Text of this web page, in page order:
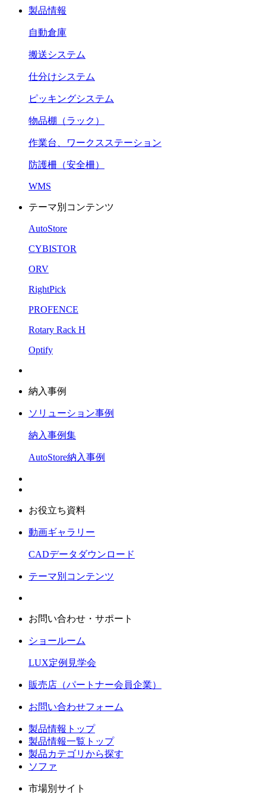
製品情報
自動倉庫
搬送システム
仕分けシステム
ピッキングシステム
物品棚（ラック）
作業台、ワークスステーション
防護柵（安全柵）
WMS
テーマ別コンテンツ
AutoStore
CYBISTOR
ORV
RightPick
PROFENCE
Rotary Rack H
Optify
納入事例
ソリューション事例
納入事例集
AutoStore納入事例
お役立ち資料
動画ギャラリー
CADデータダウンロード
テーマ別コンテンツ
お問い合わせ・サポート
ショールーム
LUX定例見学会
販売店（パートナー会員企業）
お問い合わせフォーム
製品情報トップ
製品情報一覧トップ
製品カテゴリから探す
ソファ
市場別サイト